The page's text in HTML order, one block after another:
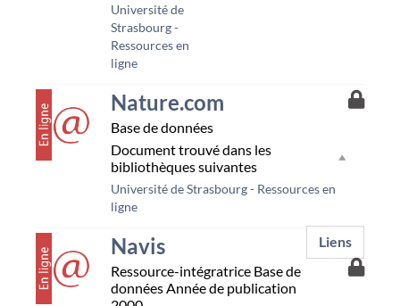
Université de
Strasbourg -
Ressources en
ligne
Nature.com
Base de données
Document trouvé dans les
bibliothèques suivantes
Université de Strasbourg - Ressources en
ligne
Accès
à
Navis
Ressource-intégratrice Base de
données Année de publication
Liens
Accès
à